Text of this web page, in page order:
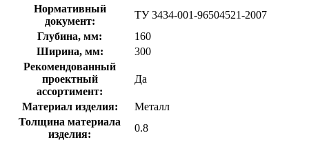
Нормативный
документ:
ТУ 3434-001-96504521-2007
Глубина, мм:
160
Ширина, мм:
300
Рекомендованный
проектный
ассортимент:
Да
Материал изделия:
Металл
Толщина материала
изделия:
0.8